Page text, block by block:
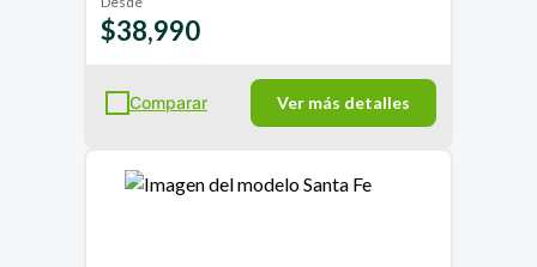
$38,990
Comparar Ver más detalles